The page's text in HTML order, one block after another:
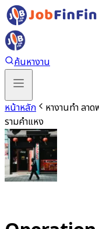
ค้นหางาน
หน้าหลัก
หางานทำ ลา
รามคำแหง